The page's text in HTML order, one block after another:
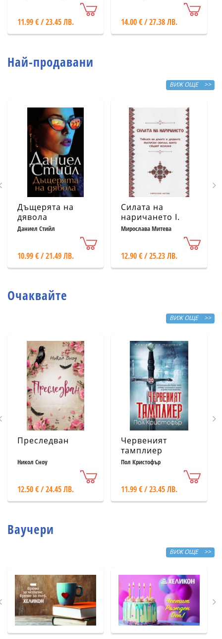
11.99 € / 23.45 ЛВ. 14.00 € / 27.38 ЛВ.
Най-продавани
ВИЖ ОЩЕ >>
Дъщерята на
дявола
Даниел Стийл
10.99 € / 21.49 ЛВ.
Силата на
наричането І.
Тайната на
български
обичаи, които
Мирослава Митева
12.90 € / 25.23 ЛВ.
Очаквайте
ВИЖ ОЩЕ >>
Преследван
Никол Сноу
12.50 € / 24.45 ЛВ.
Червеният
тамплиер
Пол Кристофър
11.99 € / 23.45 ЛВ.
Ваучери
ВИЖ ОЩЕ >>